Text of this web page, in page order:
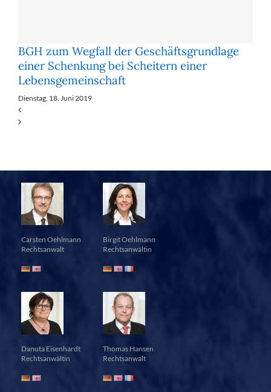
BGH zum Wegfall der Geschäftsgrundlage
einer Schenkung bei Scheitern einer
Lebensgemeinschaft
Dienstag, 18. Juni 2019
Carsten Oehlmann
Rechtsanwalt
Birgit Oehlmann
Rechtsanwältin
Danuta Eisenhardt
Rechtsanwältin
Thomas Hansen
Rechtsanwalt